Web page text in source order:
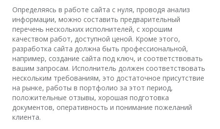
Определяясь в работе сайта с нуля, проводя анализ
информации, можно составить предварительный
перечень нескольких исполнителей, с хорошим
качеством работ, доступной ценой. Кроме этого,
разработка сайта должна быть профессиональной,
например, создание сайта под ключ, и соответствовать
вашим запросам. Исполнитель должен соответствовать
нескольким требованиям, это достаточное присутствие
на рынке, работы в портфолио за этот период,
положительные отзывы, хорошая подготовка
документов, оперативность и понимание пожеланий
клиента.